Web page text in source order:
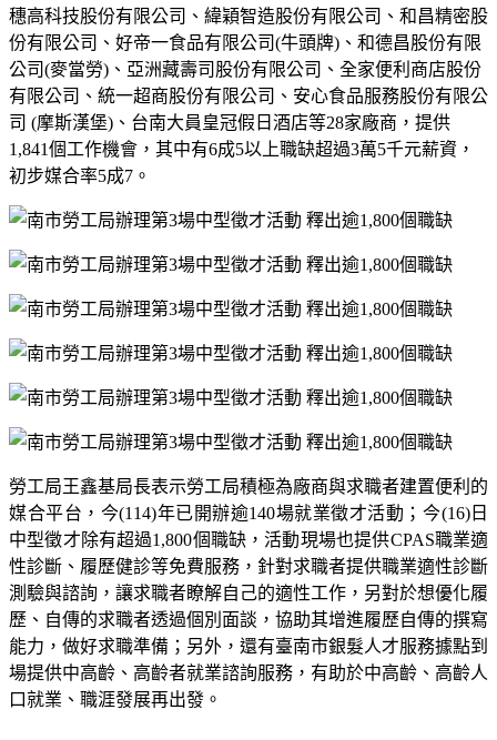
穗高科技股份有限公司、緯穎智造股份有限公司、和昌精密股
份有限公司、好帝一食品有限公司(牛頭牌) 、和德昌股份有限
公司(麥當勞) 、亞洲藏壽司股份有限公司、全家便利商店股份
有限公司、統一超商股份有限公司、安心食品服務股份有限公
司 (摩斯漢堡) 、台南大員皇冠假日酒店等28家廠商，提供
1,841個工作機會，其中有6成5以上職缺超過3萬5千元薪資，
初步媒合率5成7 。
勞工局王鑫基局長表示勞工局積極為廠商與求職者建置便利的
媒合平台，今(114)年已開辦逾140場就業徵才活動；今(16)日
中型徵才除有超過1,800個職缺，活動現場也提供CPAS職業適
性診斷、履歷健診等免費服務，針對求職者提供職業適性診斷
測驗與諮詢，讓求職者瞭解自己的適性工作，另對於想優化履
歷、自傳的求職者透過個別面談，協助其增進履歷自傳的撰寫
能力，做好求職準備；另外，還有臺南市銀髮人才服務據點到
場提供中高齡、高齡者就業諮詢服務，有助於中高齡、高齡人
口就業、職涯發展再出發。